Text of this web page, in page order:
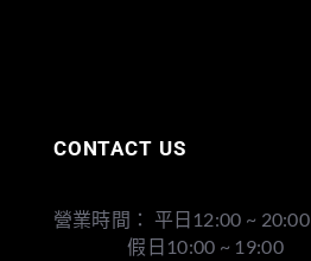
CONTACT US
營業時間： 平日12:00 ~ 20:00
假日10:00 ~ 19:00